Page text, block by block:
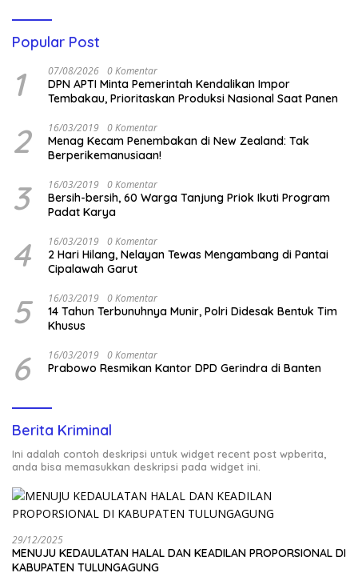
Popular Post
1 07/08/2026 0 Komentar
DPN APTI Minta Pemerintah Kendalikan Impor
Tembakau, Prioritaskan Produksi Nasional Saat Panen
2 16/03/2019 0 Komentar
Menag Kecam Penembakan di New Zealand: Tak
Berperikemanusiaan!
3 16/03/2019 0 Komentar
Bersih-bersih, 60 Warga Tanjung Priok Ikuti Program
Padat Karya
4 16/03/2019 0 Komentar
2 Hari Hilang, Nelayan Tewas Mengambang di Pantai
Cipalawah Garut
5 16/03/2019 0 Komentar
14 Tahun Terbunuhnya Munir, Polri Didesak Bentuk Tim
Khusus
6 16/03/2019 0 Komentar
Prabowo Resmikan Kantor DPD Gerindra di Banten
Berita Kriminal
Ini adalah contoh deskripsi untuk widget recent post wpberita,
anda bisa memasukkan deskripsi pada widget ini.
29/12/2025
MENUJU KEDAULATAN HALAL DAN KEADILAN PROPORSIONAL DI
KABUPATEN TULUNGAGUNG